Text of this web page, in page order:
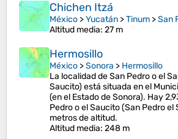
Chichen Itzá
México >Yucatán >Tinum >San
Altitud media: 27 m
Hermosillo
México >Sonora > Hermosillo
La localidad de San Pedro o el
Saucito) está situada en el
(en el Estado de Sonora). Hay
Pedro o el Saucito (San Pedro el
metros de altitud.​
Altitud media: 248 m